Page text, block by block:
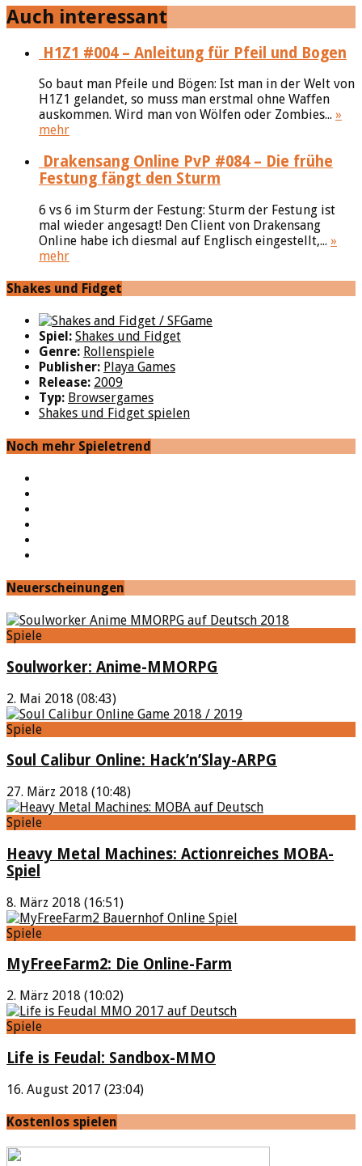
Auch interessant
H1Z1 #004 – Anleitung für Pfeil und Bogen
So baut man Pfeile und Bögen: Ist man in der Welt von
H1Z1 gelandet, so muss man erstmal ohne Waffen
auskommen. Wird man von Wölfen oder Zombies... »
mehr
Drakensang Online PvP #084 – Die frühe
Festung fängt den Sturm
6 vs 6 im Sturm der Festung: Sturm der Festung ist
mal wieder angesagt! Den Client von Drakensang
Online habe ich diesmal auf Englisch eingestellt,... »
mehr
Shakes und Fidget
Spiel: Shakes und Fidget
Genre: Rollenspiele
Publisher: Playa Games
Release: 2009
Typ: Browsergames
Shakes und Fidget spielen
Noch mehr Spieletrend
Neuerscheinungen
Spiele
Soulworker: Anime-MMORPG
2. Mai 2018 (08:43)
Spiele
Soul Calibur Online: Hack’n’Slay-ARPG
27. März 2018 (10:48)
Spiele
Heavy Metal Machines: Actionreiches MOBA-
Spiel
8. März 2018 (16:51)
Spiele
MyFreeFarm2: Die Online-Farm
2. März 2018 (10:02)
Spiele
Life is Feudal: Sandbox-MMO
16. August 2017 (23:04)
Kostenlos spielen